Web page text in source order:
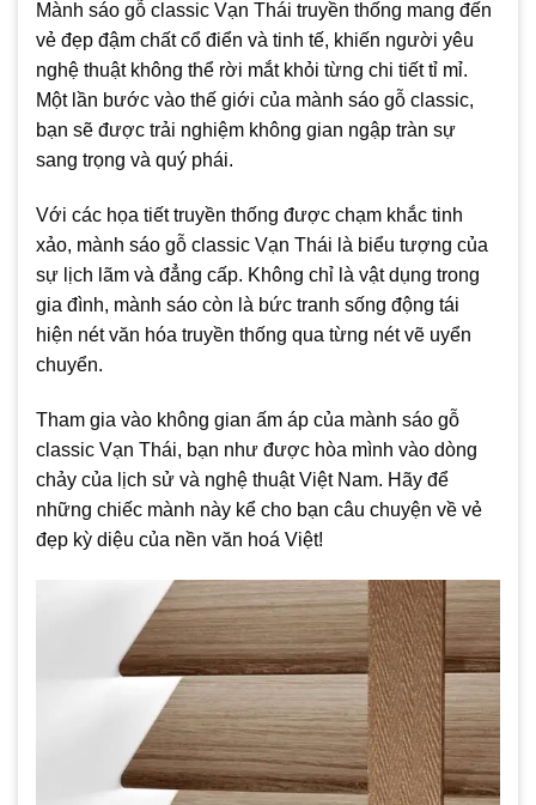
Mành sáo gỗ classic Vạn Thái truyền thống mang đến
vẻ đẹp đậm chất cổ điển và tinh tế, khiến người yêu
nghệ thuật không thể rời mắt khỏi từng chi tiết tỉ mỉ.
Một lần bước vào thế giới của mành sáo gỗ classic,
bạn sẽ được trải nghiệm không gian ngập tràn sự
sang trọng và quý phái.
Với các họa tiết truyền thống được chạm khắc tinh
xảo, mành sáo gỗ classic Vạn Thái là biểu tượng của
sự lịch lãm và đẳng cấp. Không chỉ là vật dụng trong
gia đình, mành sáo còn là bức tranh sống động tái
hiện nét văn hóa truyền thống qua từng nét vẽ uyển
chuyển.
Tham gia vào không gian ấm áp của mành sáo gỗ
classic Vạn Thái, bạn như được hòa mình vào dòng
chảy của lịch sử và nghệ thuật Việt Nam. Hãy để
những chiếc mành này kể cho bạn câu chuyện về vẻ
đẹp kỳ diệu của nền văn hoá Việt!